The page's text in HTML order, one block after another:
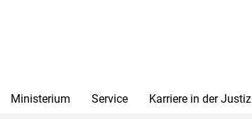
Ministerium Service Karriere in der Justiz